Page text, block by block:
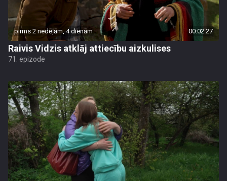
pirms 2 nedēļām, 4 dienām 00:02:27
Raivis Vidzis atklāj attiecību aizkulises
71. epizode